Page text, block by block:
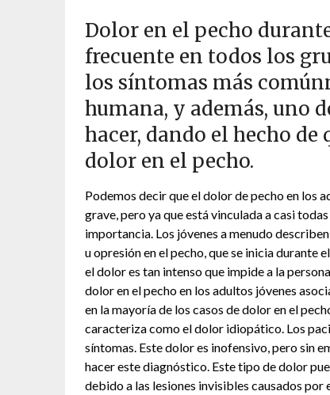
Dolor en el pecho
frecuente en todos los
los síntomas más
humana, y además, uno
hacer, dando el hecho de
dolor en el pecho.
Podemos decir que el dolor de pecho en los
grave, pero ya que está vinculada a casi
importancia. Los jóvenes a menudo
u opresión en el pecho, que se inicia durante
el dolor es tan intenso que impide a la
dolor en el pecho en los adultos jóvenes
en la mayoría de los casos de dolor en el
caracteriza como el dolor idiopático. Los
síntomas. Este dolor es inofensivo, pero sin
hacer este diagnóstico. Este tipo de dolor
debido a las lesiones invisibles causados